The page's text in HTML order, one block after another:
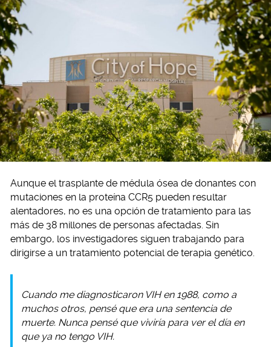
Aunque el trasplante de médula ósea de donantes con
mutaciones en la proteína CCR5 pueden resultar
alentadores, no es una opción de tratamiento para las
más de 38 millones de personas afectadas. Sin
embargo, los investigadores siguen trabajando para
dirigirse a un tratamiento potencial de terapia genético.
Cuando me diagnosticaron VIH en 1988, como a
muchos otros, pensé que era una sentencia de
muerte. Nunca pensé que viviría para ver el día en
que ya no tengo VIH.